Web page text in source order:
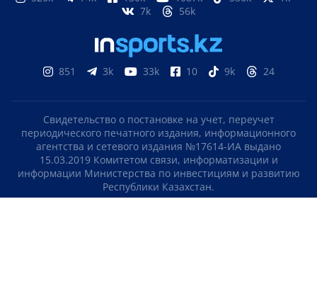
7k
56k
851 3k 33k 10 9k 24
Свидетельство о постановке на учет, переучет
периодического печатного издания, информационного
агентства и сетевого издания №17614-ИА выдано
15.03.2019 Комитетом связи, информатизации и
информации Министерства по инвестициям и развитию
Республики Казахстан.